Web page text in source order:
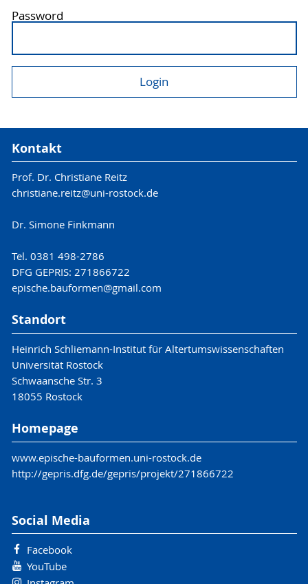
Password
Kontakt
Prof. Dr. Christiane Reitz
christiane.reitz@uni-rostock.de
Dr. Simone Finkmann
Tel. 0381 498-2786
DFG GEPRIS: 271866722
epische.bauformen@gmail.com
Standort
Heinrich Schliemann-Institut für Altertumswissenschaften
Universität Rostock
Schwaansche Str. 3
18055 Rostock
Homepage
www.epische-bauformen.uni-rostock.de
http://gepris.dfg.de/gepris/projekt/271866722
Social Media
Facebook
YouTube